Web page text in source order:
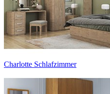
Charlotte Schlafzimmer